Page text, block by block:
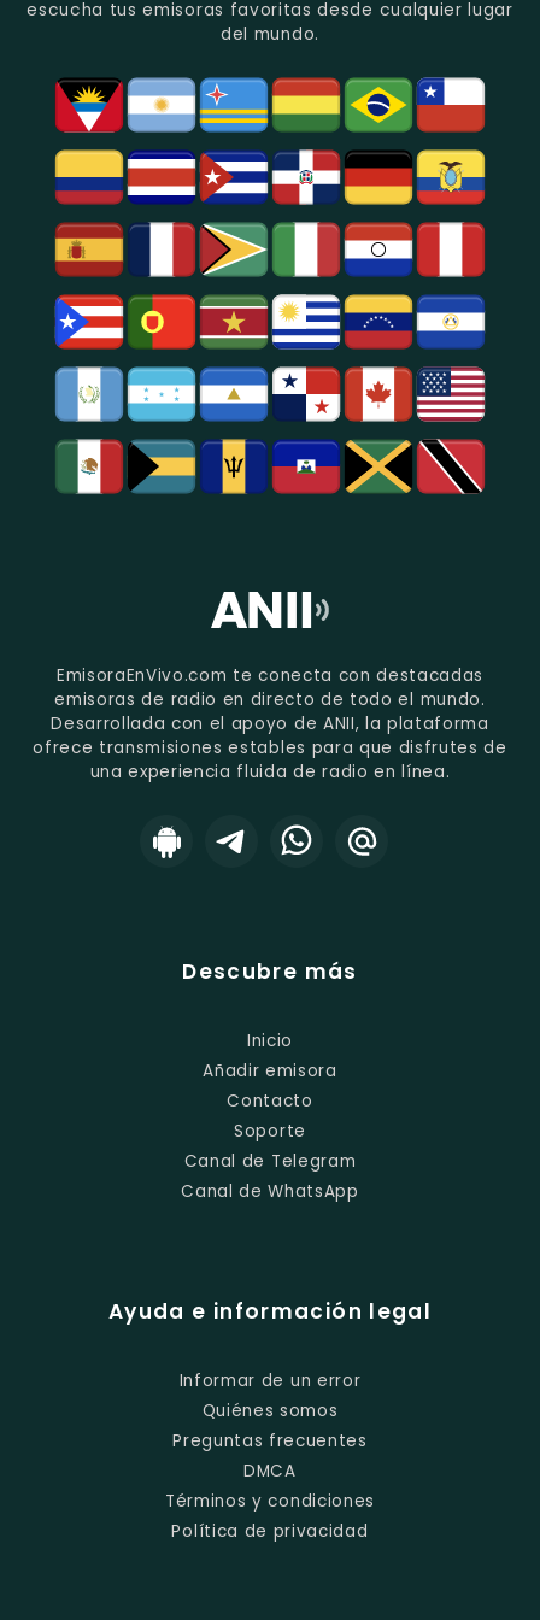
Quito.
En
Guayaquil.
Azogues.
escucha tus emisoras favoritas desde cualquier lugar
del mundo.
EmisoraEnVivo.com te conecta con destacadas
emisoras de radio en directo de todo el mundo.
Desarrollada con el apoyo de ANII, la plataforma
ofrece transmisiones estables para que disfrutes de
una experiencia fluida de radio en línea.
Descubre más
Inicio
Añadir emisora
Contacto
Soporte
Canal de Telegram
Canal de WhatsApp
Ayuda e información legal
Informar de un error
Quiénes somos
Preguntas frecuentes
DMCA
Términos y condiciones
Política de privacidad